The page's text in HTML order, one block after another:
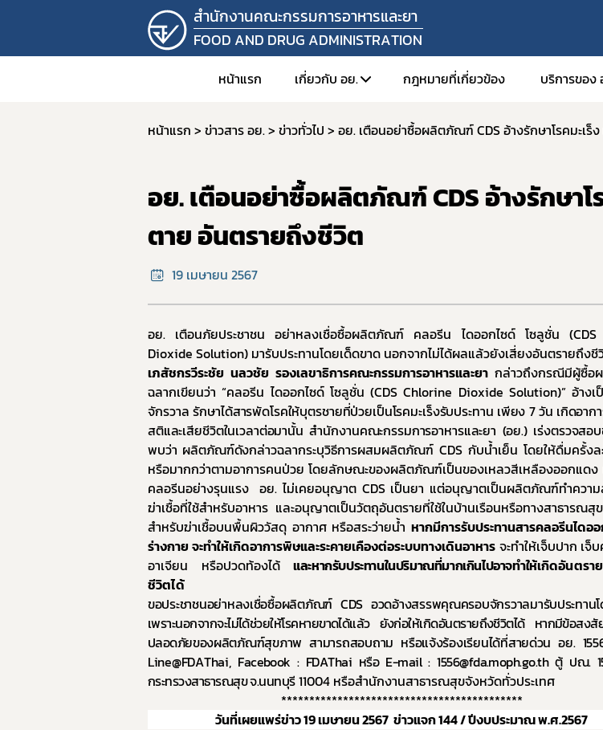
สำนักงานคณะกรรมการอาหารและยา
FOOD AND DRUG ADMINISTRATION
หน้าแรก เกี่ยวกับ อย.
3. โครงสร้างหน่วยงาน
4. ข้อมูลผู้บริหาร
คำสั่งมอบอำนาจรองเลขาธิการคณะกรรมการอาหารแล
6. บุคลากร
7. รายงานประจำปี
8. รายงานผลการดำเนินงาน
9. แผนและความก้าวหน้าในการดำเนินงานและการใช้งบป
10. นโยบายด้านเทคโนโลยีสารสนเทศ
11. การปฏิบัติราชการทางอิเล็กทรอนิกส์
12. ข้อมูลการจัดซื้อจัดจ้าง
13. การประเมินคุณธรรมและความโปร่งใส (ITA)
14. การคุ้มครองข้อมูลส่วนบุคคล
กฎหมายที่เกี่ยวข้อง บริการของ
3. การ
7. ระบ
8. อย.
9. หลั
10. ข้อ
หน้าแรก ข่าวสาร อย. ข่าวทั่วไป อย. เตือนอย่าซื้อผลิตภัณฑ์ CDS อ้างรักษาโรคมะเร็
อย. เตือนอย่าซื้อผลิตภัณฑ์ CDS อ้างรักษาโ
ตาย อันตรายถึงชีวิต
19 เมษายน 2567
อย. เตือนภัยประชาชน อย่าหลงเชื่อซื้อผลิตภัณฑ์ คลอรีน ไดออกไซด์ โซลูชั่น (
Dioxide Solution) มารับประทานโดยเด็ดขาด นอกจากไม่ได้ผลแล้วยังเสี่ยงอันตรายถึงชี
เภสัชกรวีระชัย นลวชัย รองเลขาธิการคณะกรรมการอาหารและยา กล่าวถึงกรณีมีผู้ซื้อ
ฉลากเขียนว่า“คลอรีน ไดออกไซด์ โซลูชั่น (CDS Chlorine Dioxide Solution)”อ้างเ
จักรวาลรักษาได้สารพัดโรคให้บุตรชายที่ป่วยเป็นโรคมะเร็งรับประทาน เพียง 7 วัน เกิดอา
สติและเสียชีวิตในเวลาต่อมานั้น สำนักงานคณะกรรมการอาหารและยา (อย.) เร่งตรวจสอ
พบว่า ผลิตภัณฑ์ดังกล่าวฉลากระบุวิธีการผสมผลิตภัณฑ์ CDS กับน้ำเย็น โดยให้ดื่มครั้งล
หรือมากกว่าตามอาการคนป่วย โดยลักษณะของผลิตภัณฑ์เป็นของเหลวสีเหลืองออกแด
คลอรีนอย่างรุนแรง อย. ไม่เคยอนุญาต CDS เป็นยา แต่อนุญาตเป็นผลิตภัณฑ์ทำความ
ฆ่าเชื้อที่ใช้สำหรับอาหาร และอนุญาตเป็นวัตถุอันตรายที่ใช้ในบ้านเรือนหรือทางสาธารณ
สำหรับฆ่าเชื้อบนพื้นผิววัสดุ อากาศ หรือสระว่ายน้ำ หากมีการรับประทานสารคลอรีนไดอ
ร่างกาย จะทำให้เกิดอาการพิษและระคายเคืองต่อระบบทางเดินอาหารจะทำให้เจ็บปาก เจ็
อาเจียน หรือปวดท้องได้
และหากรับประทานในปริมาณที่มากเกินไปอาจทำให้เกิดอันตรา
ชีวิตได้
ขอประชาชนอย่าหลงเชื่อซื้อผลิตภัณฑ์ CDS อวดอ้างสรรพคุณครอบจักรวาลมารับประทาน
เพราะนอกจากจะไม่ได้ช่วยให้โรคหายขาดได้แล้ว ยังก่อให้เกิดอันตรายถึงชีวิตได้ หากมีข้อสงสั
ปลอดภัยของผลิตภัณฑ์สุขภาพ สามารถสอบถาม หรือแจ้งร้องเรียนได้ที่สายด่วน อย.
Line@FDAThai, Facebook : FDAThai หรือ E-mail :1556@fda.moph.go.th ตู้ ปณ.
กระทรวงสาธารณสุข จ.นนทบุรี11004 หรือสำนักงานสาธารณสุขจังหวัดทั่วประเทศ
*******************************************
วันที่เผยแพร่ข่าว 19 เมษายน 2567 ข่าวแจก 144/ ปีงบประมาณ พ.ศ.2567
Subscribe
ผู้ประกอบการาย
ย่อย
อาหาร